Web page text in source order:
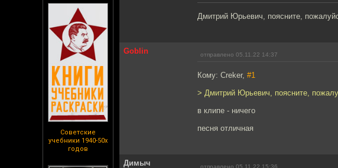
Советские
учебники 1940-50х
годов
Дмитрий Юрьевич, поясните,
Goblin отправлено 05.11.22 14:37
Кому: Creker, #1
> Дмитрий Юрьевич, поясните,
в клипе - ничего
песня отличная
Димыч отправлено 05.11.22 15:36